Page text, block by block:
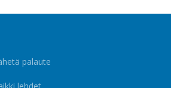
palaute